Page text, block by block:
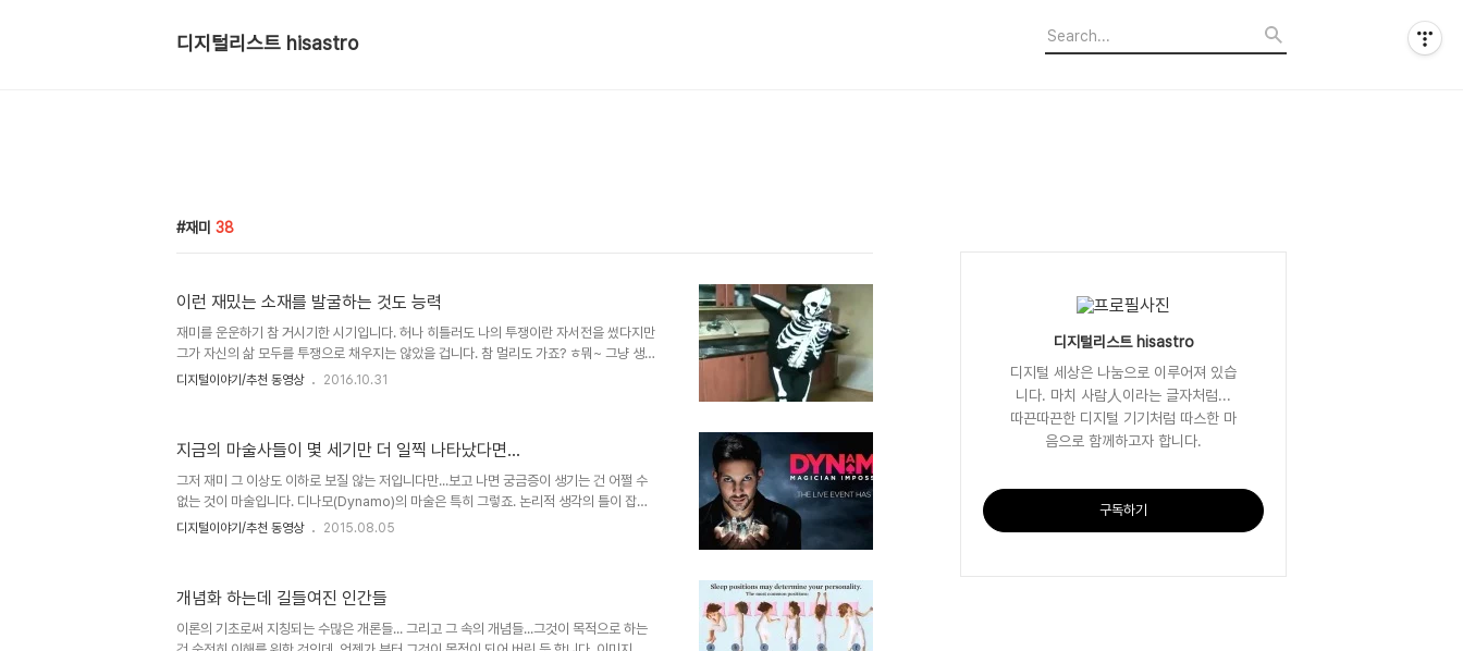
디지털리스트 hisastro
재미 38
이런 재밌는 소재를 발굴하는 것도 능력
재미를 운운하기 참 거시기한 시기입니다. 허나 히틀러도 나의 투쟁이란 자서전을 썼다지만
그가 자신의 삶 모두를 투쟁으로 채우지는 않았을 겁니다. 참 멀리도 가죠? ㅎ뭐~ 그냥 생
각 없어 보이는 글을 남기는 게 저도 거시기 해서요. 뭐~! 어쨌거나 맞는 말 같아도 틀린 것
처럼요. 수많은 종류의 인터넷 서비스(검색, SNS, 뉴미디어 등)를 사용하다 보면 재밌는 소
재를 종종 접하게 됩니다. 현대를 살아가며 디지털을 사용하는 이들이라면 누..
디지털이야기/추천 동영상 2016.10.31
지금의 마술사들이 몇 세기만 더 일찍 나타났다면...
그저 재미 그 이상도 이하로 보질 않는 저입니다만...보고 나면 궁금증이 생기는 건 어쩔 수
없는 것이 마술입니다. 디나모(Dynamo)의 마술은 특히 그렇죠. 논리적 생각의 틀이 잡히
지 않은 어줍잖은 눈으로 본다면... 그것도 과거의 시간으로 되돌려 최소한 몇 세기 전.. 아니
사람이 있을까요?! 목적 자체가 그것만을 두는 것이라고 할 수는 없겠으나 간증이란 것을
하는 이유도 사실 그 때문 아닌지... 다시말해...그러한 차원에서 볼 때 ..
디지털이야기/추천 동영상 2015.08.05
개념화 하는데 길들여진 인간들
이론의 기초로써 지칭되는 수많은 개론들... 그리고 그 속의 개념들...그것이 목적으로 하는
디지털리스트 hisastro
디지털 세상은 나눔으로 이루어져 있습
니다. 마치 사람人이라는 글자처럼...
따끈따끈한 디지털 기기처럼 따스한 마
음으로 함께하고자 합니다.
구독하기